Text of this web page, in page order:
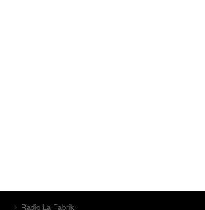
Radio La Fabrik